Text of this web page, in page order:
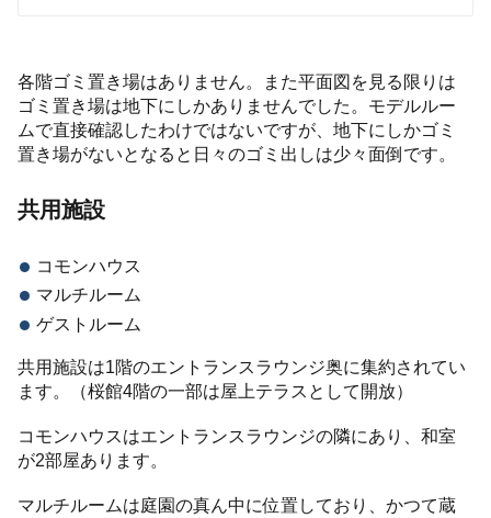
各階ゴミ置き場はありません。また平面図を見る限りは
ゴミ置き場は地下にしかありませんでした。モデルルー
ムで直接確認したわけではないですが、地下にしかゴミ
置き場がないとなると日々のゴミ出しは少々面倒です。
共用施設
コモンハウス
マルチルーム
ゲストルーム
共用施設は1階のエントランスラウンジ奥に集約されてい
ます。（桜館4階の一部は屋上テラスとして開放）
コモンハウスはエントランスラウンジの隣にあり、和室
が2部屋あります。
マルチルームは庭園の真ん中に位置しており、かつて蔵